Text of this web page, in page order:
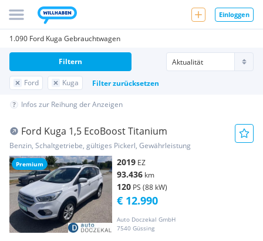
Einloggen
1.090 Ford Kuga Gebrauchtwagen
Ford Kuga Filter zurücksetzen
Filtern
Infos zur Reihung der Anzeigen
Premium
Ford Kuga 1,5 EcoBoost Titanium
Benzin, Schaltgetriebe, gültiges Pickerl, Gewährleistung
2019 EZ
93.436 km
120 PS (88 kW)
Auto Doczekal GmbH
7540 Güssing
€ 12.990